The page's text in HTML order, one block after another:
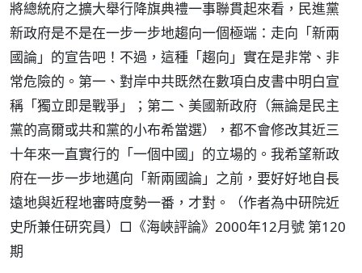
將總統府之擴大舉行降旗典禮一事聯貫起來看，民進黨
新政府是不是在一步一步地趨向一個極端：走向「新兩
國論」的宣告吧！不過，這種「趨向」實在是非常、非
常危險的。第一、對岸中共既然在數項白皮書中明白宣
稱「獨立即是戰爭」；第二、美國新政府（無論是民主
黨的高爾或共和黨的小布希當選），都不會修改其近三
十年來一直實行的「一個中國」的立場的。我希望新政
府在一步一步地邁向「新兩國論」之前，要好好地自長
遠地與近程地審時度勢一番，才對。（作者為中研院近
史所兼任研究員）□《海峽評論》2000年12月號 第120
期